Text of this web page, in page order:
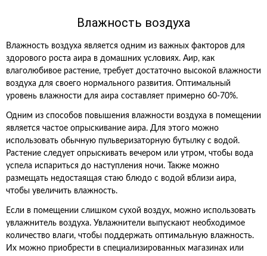
Влажность воздуха
Влажность воздуха является одним из важных факторов для
здорового роста аира в домашних условиях. Аир, как
влаголюбивое растение, требует достаточно высокой влажности
воздуха для своего нормального развития. Оптимальный
уровень влажности для аира составляет примерно 60-70%.
Одним из способов повышения влажности воздуха в помещении
является частое опрыскивание аира. Для этого можно
использовать обычную пульверизаторную бутылку с водой.
Растение следует опрыскивать вечером или утром, чтобы вода
успела испариться до наступления ночи. Также можно
размещать недостаящая стаю блюдо с водой вблизи аира,
чтобы увеличить влажность.
Если в помещении слишком сухой воздух, можно использовать
увлажнитель воздуха. Увлажнители выпускают необходимое
количество влаги, чтобы поддержать оптимальную влажность.
Их можно приобрести в специализированных магазинах или